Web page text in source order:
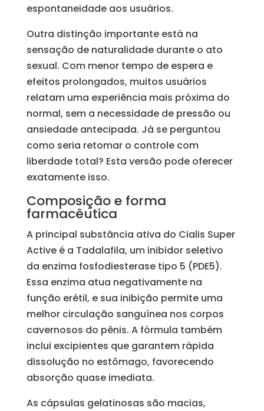
espontaneidade aos usuários.
Outra distinção importante está na
sensação de naturalidade durante o ato
sexual. Com menor tempo de espera e
efeitos prolongados, muitos usuários
relatam uma experiência mais próxima do
normal, sem a necessidade de pressão ou
ansiedade antecipada. Já se perguntou
como seria retomar o controle com
liberdade total? Esta versão pode oferecer
exatamente isso.
Composição e forma
farmacêutica
A principal substância ativa do Cialis Super
Active é a Tadalafila, um inibidor seletivo
da enzima fosfodiesterase tipo 5 (PDE5).
Essa enzima atua negativamente na
função erétil, e sua inibição permite uma
melhor circulação sanguínea nos corpos
cavernosos do pênis. A fórmula também
inclui excipientes que garantem rápida
dissolução no estômago, favorecendo
absorção quase imediata.
As cápsulas gelatinosas são macias,